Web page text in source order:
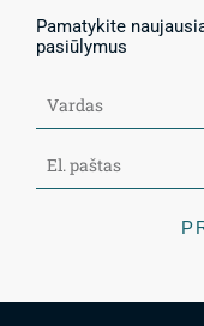
Pamatykite
pasiūlymus